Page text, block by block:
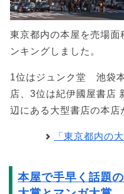
東京都内の本屋を売場面
ンキングしました。
1位はジュンク堂 池袋
店、3位は紀伊國屋書店
辺にある大型書店の本店
「東京都内の
本屋で手早く話題